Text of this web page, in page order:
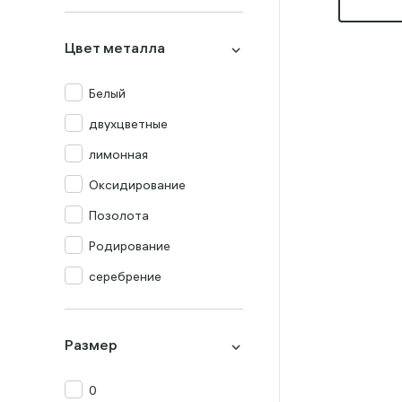
Перламутр
Празиолит
Прочие
Раух-топаз
Родолит
Рубин
Сапфир
Топаз
Хризолит
Цвет металла
Белый
двухцветные
лимонная
Оксидирование
Позолота
Родирование
серебрение
Размер
0